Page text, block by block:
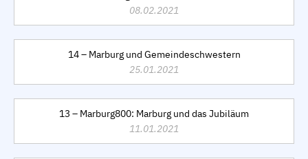
08.02.2021
14 – Marburg und Gemeindeschwestern
25.01.2021
13 – Marburg800: Marburg und das Jubiläum
11.01.2021